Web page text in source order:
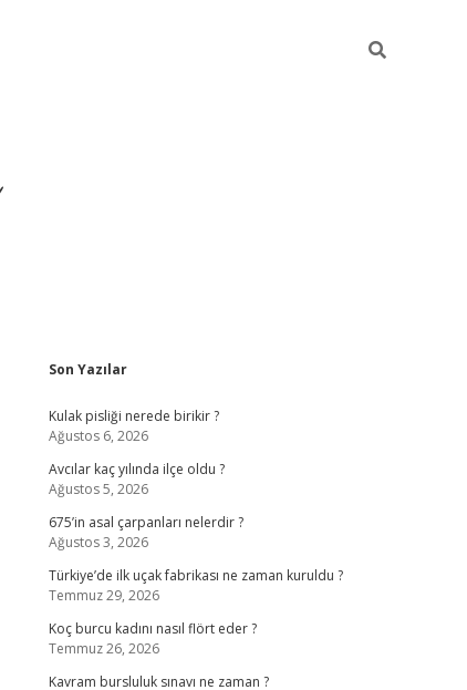
Sidebar
Son Yazılar
Kulak pisliği nerede birikir ?
Ağustos 6, 2026
Avcılar kaç yılında ilçe oldu ?
Ağustos 5, 2026
675’in asal çarpanları nelerdir ?
Ağustos 3, 2026
Türkiye’de ilk uçak fabrikası ne zaman kuruldu ?
Temmuz 29, 2026
Koç burcu kadını nasıl flört eder ?
Temmuz 26, 2026
Kavram bursluluk sınavı ne zaman ?